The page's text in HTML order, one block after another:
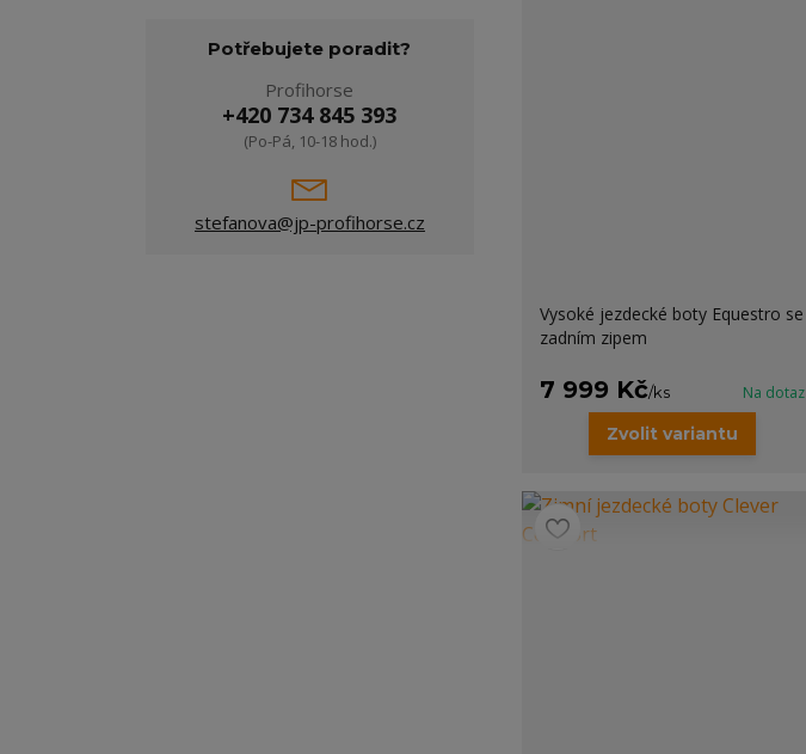
Vysoké jezdecké boty Equestro se
zadním zipem
7 999 Kč/ks Na dotaz
Zvolit variantu
Potřebujete poradit?
Profihorse
+420 734 845 393
(Po-Pá, 10-18 hod.)
stefanova@jp-profihorse.cz